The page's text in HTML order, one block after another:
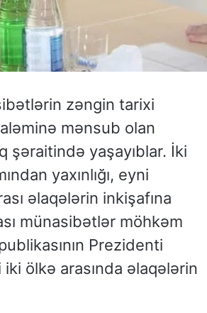
zəngin tarixi
mənsub olan
şəraitində yaşayıblar. İki
yaxınlığı, eyni
əlaqələrin inkişafına
münasibətlər möhkəm
Prezidenti
ölkə arasında əlaqələrin